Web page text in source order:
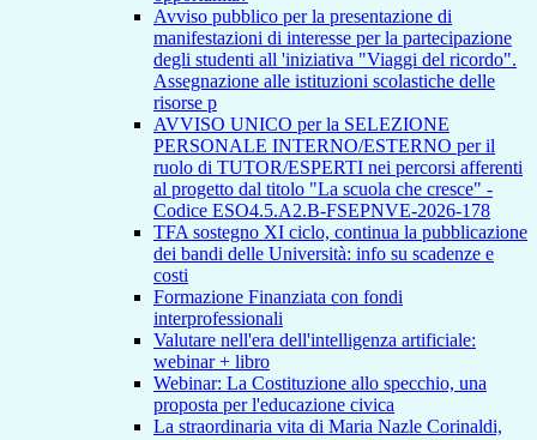
Avviso pubblico per la presentazione di
manifestazioni di interesse per la partecipazione
degli studenti all 'iniziativa "Viaggi del ricordo".
Assegnazione alle istituzioni scolastiche delle
risorse p
AVVISO UNICO per la SELEZIONE
PERSONALE INTERNO/ESTERNO per il
ruolo di TUTOR/ESPERTI nei percorsi afferenti
al progetto dal titolo "La scuola che cresce" -
Codice ESO4.5.A2.B-FSEPNVE-2026-178
TFA sostegno XI ciclo, continua la pubblicazione
dei bandi delle Università: info su scadenze e
costi
Formazione Finanziata con fondi
interprofessionali
Valutare nell'era dell'intelligenza artificiale:
webinar + libro
Webinar: La Costituzione allo specchio, una
proposta per l'educazione civica
La straordinaria vita di Maria Nazle Corinaldi,